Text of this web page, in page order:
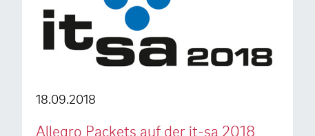
18.09.2018
Allegro Packets auf der it-sa 2018